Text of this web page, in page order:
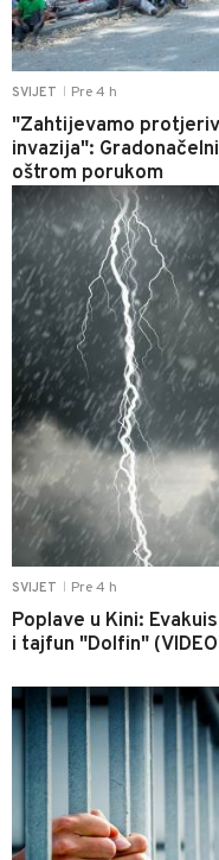
SVIJET Pre 4 h
"Zahtijevamo
invazija":
oštrom porukom
SVIJET Pre 4 h
Poplave u Kini:
i tajfun "Dolfin"